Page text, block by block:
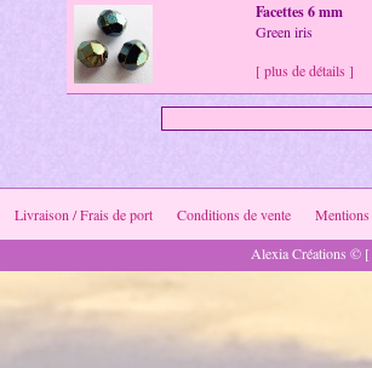
Facettes 6 mm
Green iris
[ plus de détails ]
Livraison / Frais de port Conditions de vente
Mentions
Alexia Créations ©